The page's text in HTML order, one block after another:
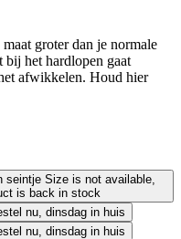
groter dan je normale
bij het hardlopen gaat
afwikkelen. Houd hier
seintje Size is not available,
is back in stock
nu, dinsdag in huis
nu, dinsdag in huis